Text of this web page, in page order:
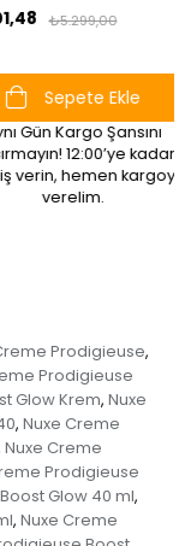
₺5.299,00
Sepete Ekle
Kargo Şansını
12:00’ye kadar
hemen kargoya
verelim.
Prodigieuse,
Prodigieuse
Glow Krem, Nuxe
, Nuxe Creme
Nuxe Creme
Prodigieuse
Glow 40 ml,
, Nuxe Creme